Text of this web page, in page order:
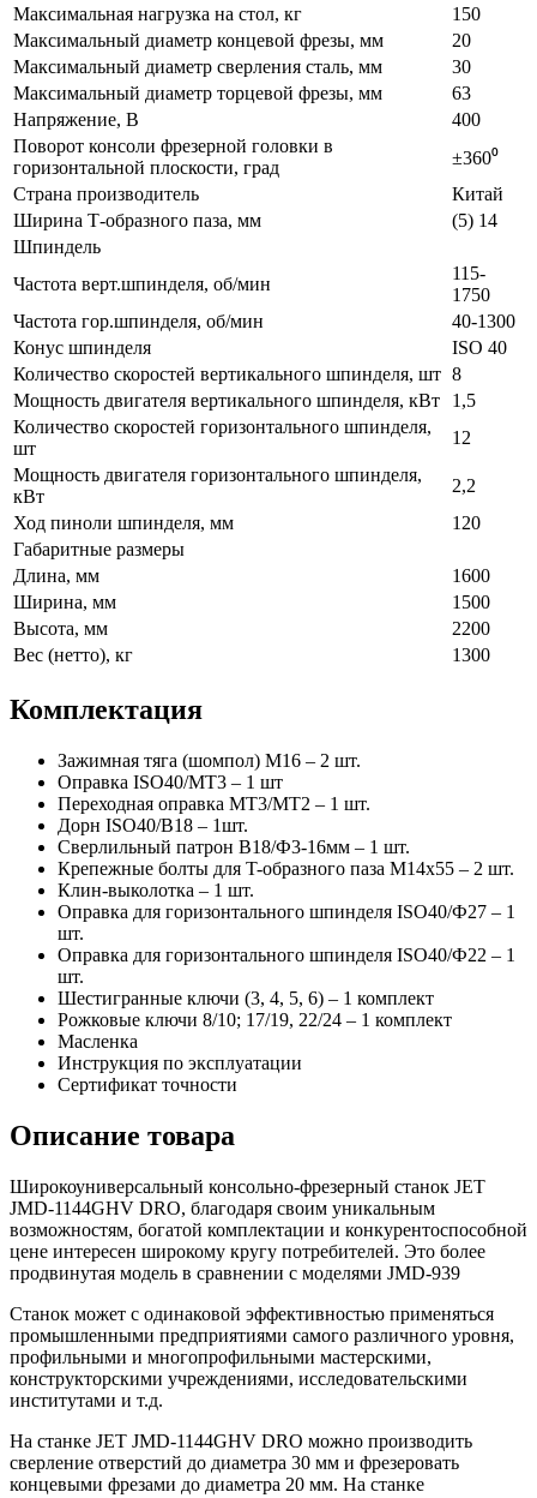
Максимальная нагрузка на стол, кг
150
Максимальный диаметр концевой фрезы, мм
20
Максимальный диаметр сверления сталь, мм
30
Максимальный диаметр торцевой фрезы, мм
63
Напряжение, В
400
Поворот консоли фрезерной головки в
горизонтальной плоскости, град
±360⁰
Страна производитель
Китай
Ширина Т-образного паза, мм
(5) 14
Шпиндель
Частота верт.шпинделя, об/мин
115-
1750
Частота гор.шпинделя, об/мин
40-1300
Конус шпинделя
ISO 40
Количество скоростей вертикального шпинделя, шт 8
Мощность двигателя вертикального шпинделя, кВт
1,5
Количество скоростей горизонтального шпинделя,
шт
12
Мощность двигателя горизонтального шпинделя,
кВт
2,2
Ход пиноли шпинделя, мм
120
Габаритные размеры
Длина, мм
1600
Ширина, мм
1500
Высота, мм
2200
Вес (нетто), кг
1300
Комплектация
Зажимная тяга (шомпол) М16 – 2 шт.
Оправка ISO40/MT3 – 1 шт
Переходная оправка МТ3/МТ2 – 1 шт.
Дорн ISO40/B18 – 1шт.
Сверлильный патрон В18/Ф3-16мм – 1 шт.
Крепежные болты для T-образного паза M14x55 – 2 шт.
Клин-выколотка – 1 шт.
Оправка для горизонтального шпинделя ISO40/Ф27 – 1
шт.
Оправка для горизонтального шпинделя ISO40/Ф22 – 1
шт.
Шестигранные ключи (3, 4, 5, 6) – 1 комплект
Рожковые ключи 8/10; 17/19, 22/24 – 1 комплект
Масленка
Инструкция по эксплуатации
Сертификат точности
Описание товара
Широкоуниверсальный консольно-фрезерный станок JET
JMD-1144GHV DRO, благодаря своим уникальным
возможностям, богатой комплектации и конкурентоспособной
цене интересен широкому кругу потребителей. Это более
продвинутая модель в сравнении с моделями JMD-939
Станок может с одинаковой эффективностью применяться
промышленными предприятиями самого различного уровня,
профильными и многопрофильными мастерскими,
конструкторскими учреждениями, исследовательскими
институтами и т.д.
На станке JET JMD-1144GHV DRO можно производить
сверление отверстий до диаметра 30 мм и фрезеровать
концевыми фрезами до диаметра 20 мм. На станке